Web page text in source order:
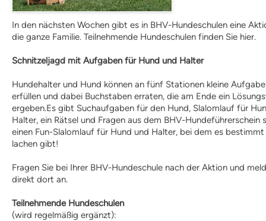
ordentliche Mitgliedschaft
Qualitätskriterien
BHV-Referenten
BHV-Gütesiegel
Partner
Audios: BHV Podcast
Videos: Online-Diskussionsrunden
BHV Service UG
BHV-Service UG
Hundetrainer
Hundetrainer als Beruf
IHK-Zertifikat
In den nächsten Wochen gibt es in BHV-Hundeschulen eine
die ganze Familie. Teilnehmende Hundeschulen finden Sie hier.
Schnitzeljagd mit Aufgaben für Hund und Halter
Hundehalter und Hund können an fünf Stationen kleine
erfüllen und dabei Buchstaben erraten, die am Ende ein
ergeben.Es gibt Suchaufgaben für den Hund, Slalomlauf für
Halter, ein Rätsel und Fragen aus dem BHV-Hundeführerschein
einen Fun-Slalomlauf für Hund und Halter, bei dem es bestimmt
lachen gibt!
Fragen Sie bei Ihrer BHV-Hundeschule nach der Aktion und
direkt dort an.
Teilnehmende Hundeschulen
(wird regelmäßig ergänzt):